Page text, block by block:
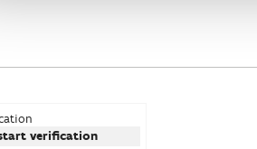
verification